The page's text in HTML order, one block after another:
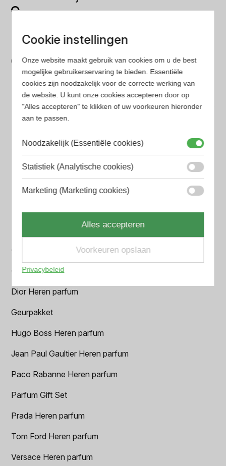
Bespaar tijd en geld
Wij hebben alle prijzen voor je verzameld zodat jij
minder tijd en geld kwijt bent
Populaire herengeuren
Aramis Heren parfum
Armani Heren parfum
Azzaro Heren parfum
BVLGARI Heren parfum
Chanel Heren parfum
Creed heren parfum
Dior Heren parfum
Geurpakket
Hugo Boss Heren parfum
Jean Paul Gaultier Heren parfum
Paco Rabanne Heren parfum
Parfum Gift Set
Prada Heren parfum
Tom Ford Heren parfum
Versace Heren parfum
Cookie instellingen
Onze website maakt gebruik van cookies om u de best
mogelijke gebruikerservaring te bieden. Essentiële
cookies zijn noodzakelijk voor de correcte werking van
de website. U kunt onze cookies accepteren door op
"Alles accepteren" te klikken of uw voorkeuren hieronder
aan te passen.
Noodzakelijk (Essentiële cookies)
Statistiek (Analytische cookies)
Marketing (Marketing cookies)
Alles accepteren
Voorkeuren opslaan
Privacybeleid